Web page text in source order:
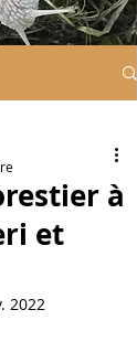
à
et
2022